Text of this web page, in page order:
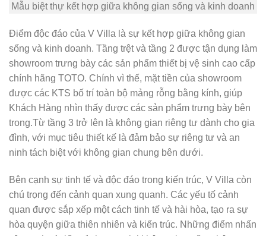
Mẫu biệt thự kết hợp giữa không gian sống và kinh doanh
Điểm độc đáo của V Villa là sự kết hợp giữa không gian
sống và kinh doanh. Tầng trệt và tầng 2 được tận dụng làm
showroom trưng bày các sản phẩm thiết bị vệ sinh cao cấp
chính hãng TOTO. Chính vì thế, mặt tiền của showroom
được các KTS bố trí toàn bộ mảng rỗng bằng kính, giúp
Khách Hàng nhìn thấy được các sản phẩm trưng bày bên
trong.Từ tầng 3 trở lên là không gian riêng tư dành cho gia
đình, với mục tiêu thiết kế là đảm bảo sự riêng tư và an
ninh tách biệt với không gian chung bên dưới.
Bên cạnh sự tinh tế và độc đáo trong kiến trúc, V Villa còn
chú trọng đến cảnh quan xung quanh. Các yếu tố cảnh
quan được sắp xếp một cách tinh tế và hài hòa, tạo ra sự
hòa quyện giữa thiên nhiên và kiến trúc. Những điểm nhấn